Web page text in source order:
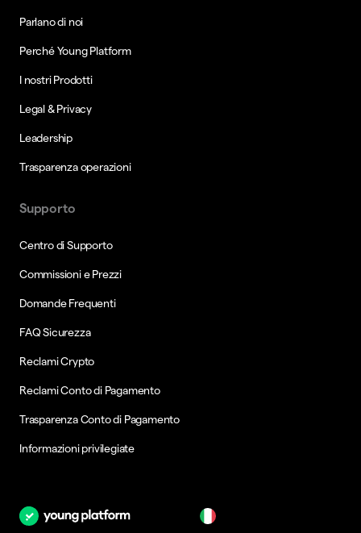
Parlano di noi
Perché Young Platform
I nostri Prodotti
Legal & Privacy
Leadership
Trasparenza operazioni
Supporto
Centro di Supporto
Commissioni e Prezzi
Domande Frequenti
FAQ Sicurezza
Reclami Crypto
Reclami Conto di Pagamento
Trasparenza Conto di Pagamento
Informazioni privilegiate